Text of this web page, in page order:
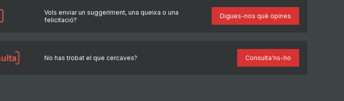
Vols enviar un suggeriment, una queixa o una
felicitació?
Digues-nos què opines
No has trobat el que cercaves? Consulta'ns-ho